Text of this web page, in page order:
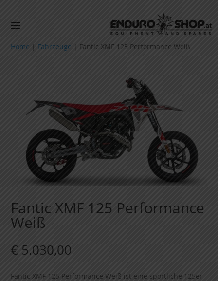
Home Fahrzeuge Fantic XMF 125 Performance Weiß
Fantic XMF 125 Performance
Weiß
€ 5.030,00
Fantic XMF 125 Performance Weiß ist eine sportliche 125er